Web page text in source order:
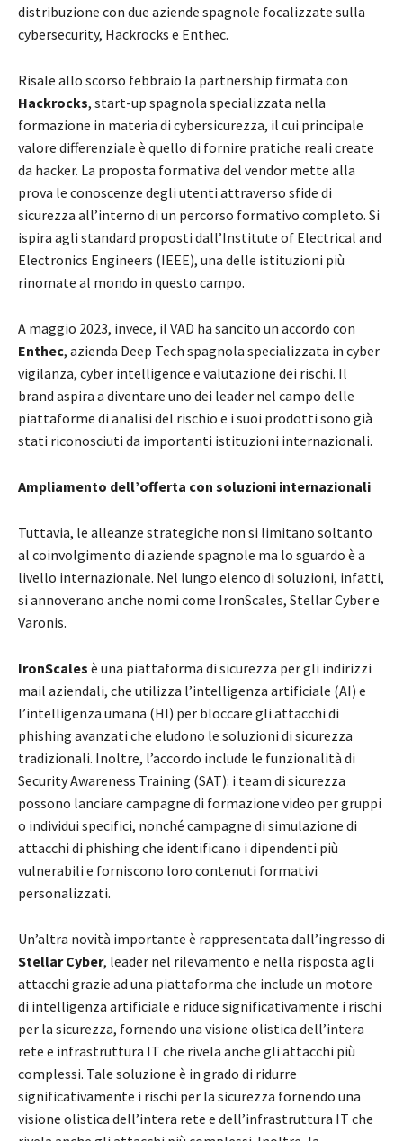
distribuzione con due aziende spagnole focalizzate sulla
cybersecurity, Hackrocks e Enthec.
Risale allo scorso febbraio la partnership firmata con
Hackrocks, start-up spagnola specializzata nella
formazione in materia di cybersicurezza, il cui principale
valore differenziale è quello di fornire pratiche reali create
da hacker. La proposta formativa del vendor mette alla
prova le conoscenze degli utenti attraverso sfide di
sicurezza all’interno di un percorso formativo completo. Si
ispira agli standard proposti dall’Institute of Electrical and
Electronics Engineers (IEEE), una delle istituzioni più
rinomate al mondo in questo campo.
A maggio 2023, invece, il VAD ha sancito un accordo con
Enthec, azienda Deep Tech spagnola specializzata in cyber
vigilanza, cyber intelligence e valutazione dei rischi. Il
brand aspira a diventare uno dei leader nel campo delle
piattaforme di analisi del rischio e i suoi prodotti sono già
stati riconosciuti da importanti istituzioni internazionali.
Ampliamento dell’offerta con soluzioni internazionali
Tuttavia, le alleanze strategiche non si limitano soltanto
al coinvolgimento di aziende spagnole ma lo sguardo è a
livello internazionale. Nel lungo elenco di soluzioni, infatti,
si annoverano anche nomi come IronScales, Stellar Cyber e
Varonis.
IronScales è una piattaforma di sicurezza per gli indirizzi
mail aziendali, che utilizza l’intelligenza artificiale (AI) e
l’intelligenza umana (HI) per bloccare gli attacchi di
phishing avanzati che eludono le soluzioni di sicurezza
tradizionali. Inoltre, l’accordo include le funzionalità di
Security Awareness Training (SAT): i team di sicurezza
possono lanciare campagne di formazione video per gruppi
o individui specifici, nonché campagne di simulazione di
attacchi di phishing che identificano i dipendenti più
vulnerabili e forniscono loro contenuti formativi
personalizzati.
Un’altra novità importante è rappresentata dall’ingresso di
Stellar Cyber, leader nel rilevamento e nella risposta agli
attacchi grazie ad una piattaforma che include un motore
di intelligenza artificiale e riduce significativamente i rischi
per la sicurezza, fornendo una visione olistica dell’intera
rete e infrastruttura IT che rivela anche gli attacchi più
complessi. Tale soluzione è in grado di ridurre
significativamente i rischi per la sicurezza fornendo una
visione olistica dell’intera rete e dell’infrastruttura IT che